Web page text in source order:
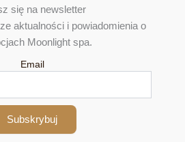
się na newsletter
aktualności i powiadomienia o
Moonlight spa.
Email
Subskrybuj